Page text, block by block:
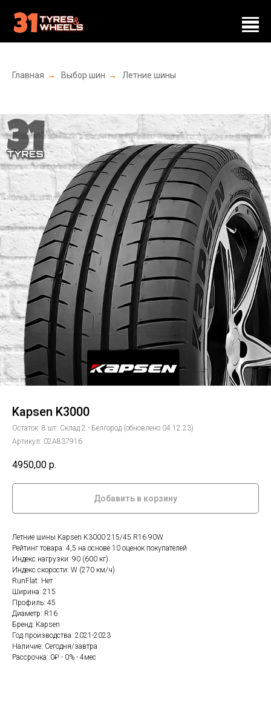
Главная → Выбор шин → Летние шины
Kapsen K3000
Остаток: 8 шт. Склад 2 - Белгород (обновлено 04.12.23)
Артикул: 02А837916
4950,00 р.
Добавить в корзину
Летние шины Kapsen K3000 215/45 R16 90W
Рейтинг товара: 4,5 на основе 10 оценок покупателей
Индекс нагрузки: 90 (600 кг)
Индекс скорости: W (270 км/ч)
RunFlat: Нет
Ширина: 215
Профиль: 45
Диаметр: R16
Бренд: Kapsen
Год производства: 2021-2023
Наличие: Сегодня/завтра
Рассрочка: 0₽ - 0% - 4мес